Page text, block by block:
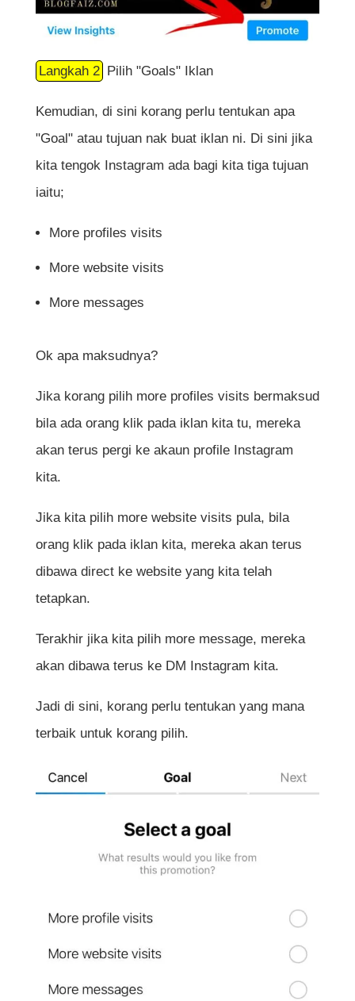
Langkah 2 Pilih "Goals" Iklan
Kemudian, di sini korang perlu tentukan apa
"Goal" atau tujuan nak buat iklan ni. Di sini jika
kita tengok Instagram ada bagi kita tiga tujuan
iaitu;
More profiles visits
More website visits
More messages
Ok apa maksudnya?
Jika korang pilih more profiles visits bermaksud
bila ada orang klik pada iklan kita tu, mereka
akan terus pergi ke akaun profile Instagram
kita.
Jika kita pilih more website visits pula, bila
orang klik pada iklan kita, mereka akan terus
dibawa direct ke website yang kita telah
tetapkan.
Terakhir jika kita pilih more message, mereka
akan dibawa terus ke DM Instagram kita.
Jadi di sini, korang perlu tentukan yang mana
terbaik untuk korang pilih.